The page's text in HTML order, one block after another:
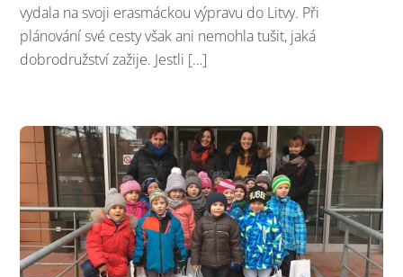
vydala na svoji erasmáckou výpravu do Litvy. Při
plánování své cesty však ani nemohla tušit, jaká
dobrodružství zažije. Jestli […]